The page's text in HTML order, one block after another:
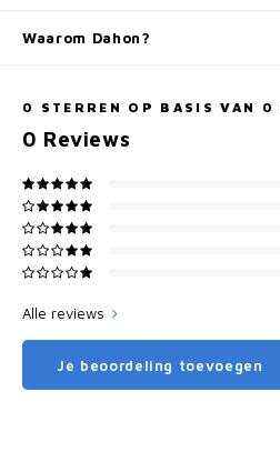
Waarom Dahon?
0 STERREN OP BASIS VAN 0
0 Reviews
Alle reviews
Je beoordeling toevoegen